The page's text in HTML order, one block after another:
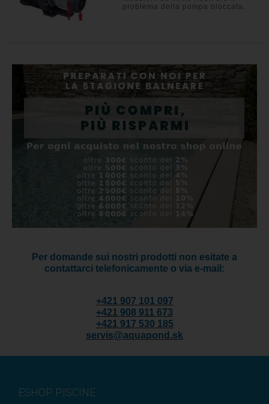
problema della pompa bloccata.
Per domande sui nostri prodotti non esitate a
contattarci telefonicamente o via e-mail:
+421 907 101 097
+421 908 911 673
+421 917 530 185
servis@aquapond.sk
ESHOP PISCINE